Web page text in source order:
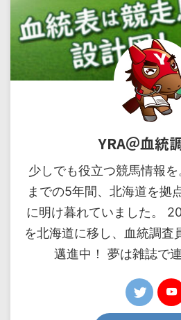
YRA＠血統
少しでも役立つ競馬情報
までの5年間、北海道を拠
に明け暮れていました。
を北海道に移し、血統調査
邁進中！ 夢は雑誌で